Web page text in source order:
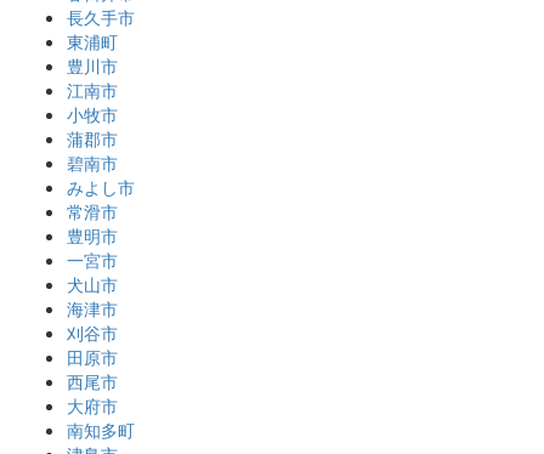
長久手市
東浦町
豊川市
江南市
小牧市
蒲郡市
碧南市
みよし市
常滑市
豊明市
一宮市
犬山市
海津市
刈谷市
田原市
西尾市
大府市
南知多町